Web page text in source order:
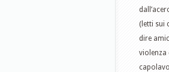
(letti sui
dire
violenza